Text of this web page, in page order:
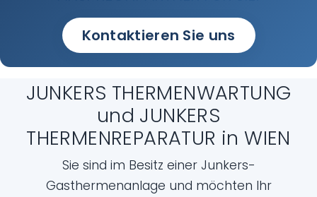
Kontaktieren Sie uns
JUNKERS THERMENWARTUNG
und JUNKERS
THERMENREPARATUR in WIEN
Sie sind im Besitz einer Junkers-
Gasthermenanlage und möchten Ihr